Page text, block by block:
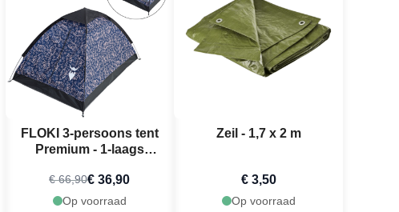
FLOKI 3-persoons tent
Premium - 1-laags
€ 66,90€ 36,90
Op voorraad
Zeil - 1,7 x 2 m
€ 3,50
Op voorraad